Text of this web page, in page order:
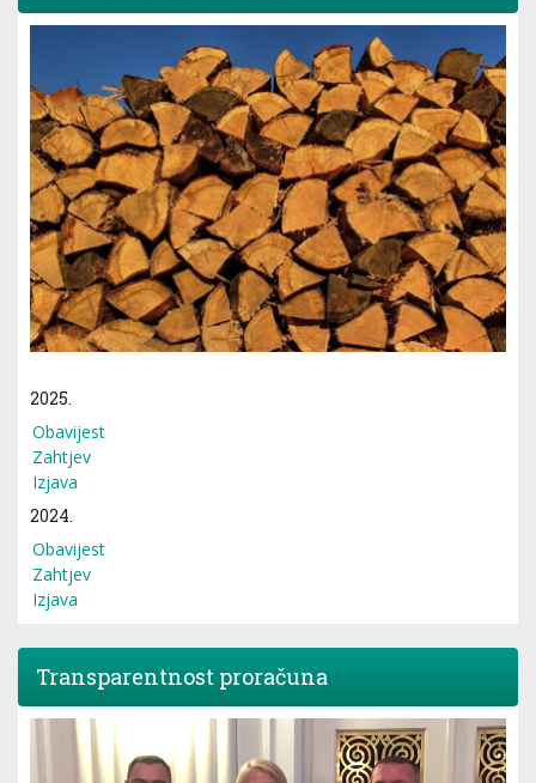
2025.
Obavijest
Zahtjev
Izjava
2024.
Obavijest
Zahtjev
Izjava
Transparentnost proračuna